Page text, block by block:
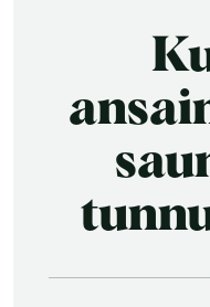
KATSO TARKEMMAT